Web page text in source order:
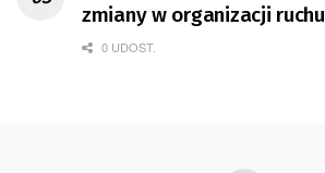
zmiany w organizacji ruchu
0 UDOST.